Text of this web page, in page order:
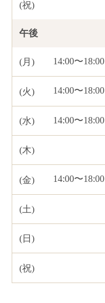
午後
14:00〜18:00
14:00〜18:00
14:00〜18:00
14:00〜18:00